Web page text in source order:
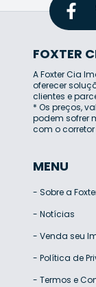
FOXTER
A Foxter Cia
oferecer
clientes e
* Os preços,
podem sofrer
com o
MENU
- Sobre a
- Notícias
- Venda seu
- Política de
- Termos e